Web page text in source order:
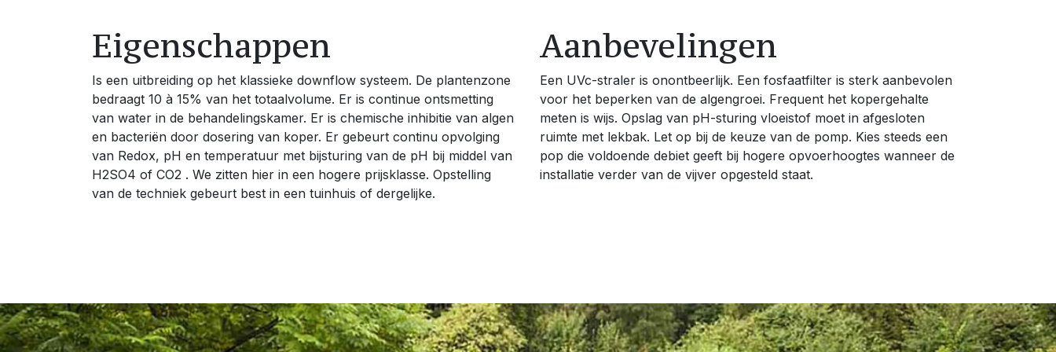
Eigenschappen
Is een uitbreiding op het klassieke downflow systeem. De plantenzone
bedraagt 10 à 15% van het totaalvolume. Er is continue ontsmetting
van water in de behandelingskamer. Er is chemische inhibitie van algen
en bacteriën door dosering van koper. Er gebeurt continu opvolging
van Redox, pH en temperatuur met bijsturing van de pH bij middel van
H2SO4 of CO2 . We zitten hier in een hogere prijsklasse. Opstelling
van de techniek gebeurt best in een tuinhuis of dergelijke.
Aanbevelingen
Een UVc-straler is onontbeerlijk. Een fosfaatfilter is sterk aanbevolen
voor het beperken van de algengroei. Frequent het kopergehalte
meten is wijs. Opslag van pH-sturing vloeistof moet in afgesloten
ruimte met lekbak. Let op bij de keuze van de pomp. Kies steeds een
pop die voldoende debiet geeft bij hogere opvoerhoogtes wanneer de
installatie verder van de vijver opgesteld staat.